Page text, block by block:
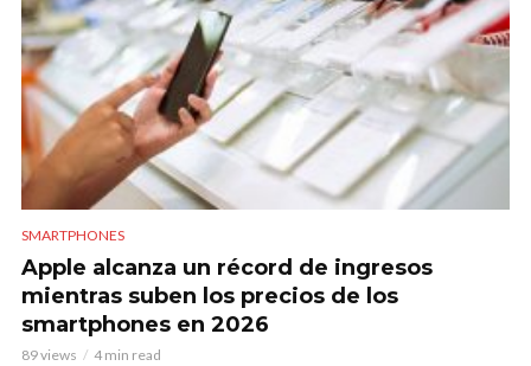
SMARTPHONES
Apple alcanza un récord de ingresos
mientras suben los precios de los
smartphones en 2026
89 views 4 min read